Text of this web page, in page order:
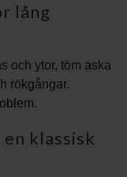
lång
och ytor, töm aska
rökgångar.
klassisk